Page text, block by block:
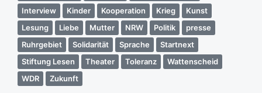
Interview
Kinder Kooperation Krieg
Kunst
Lesung
Liebe Mutter NRW Politik
presse
Ruhrgebiet
Solidarität Sprache
Startnext
Stiftung Lesen
Theater Toleranz
Wattenscheid
WDR
Zukunft